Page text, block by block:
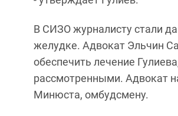
В СИЗО журналисту стали
желудке. Адвокат Эльчин
обеспечить лечение
рассмотренными. Адвокат
Минюста, омбудсмену.